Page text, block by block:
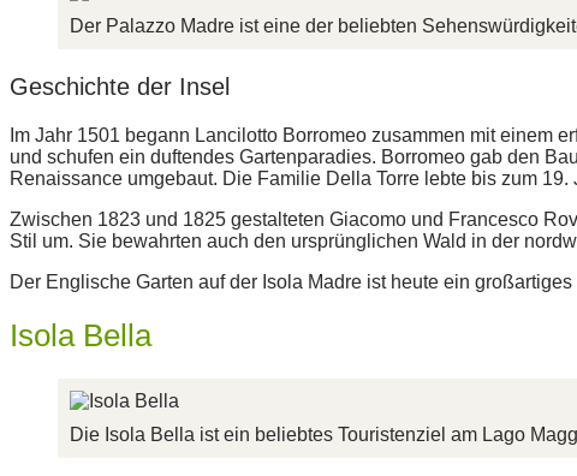
Der Palazzo Madre ist eine der beliebten
Geschichte der Insel
Im Jahr 1501 begann Lancilotto Borromeo zusammen mit einem
und schufen ein duftendes Gartenparadies. Borromeo gab den
Renaissance umgebaut. Die Familie Della Torre lebte bis zum
Zwischen 1823 und 1825 gestalteten Giacomo und Francesco
Stil um. Sie bewahrten auch den ursprünglichen Wald in der
Der Englische Garten auf der Isola Madre ist heute ein
Isola Bella
Die Isola Bella ist ein beliebtes Touristenziel am Lago